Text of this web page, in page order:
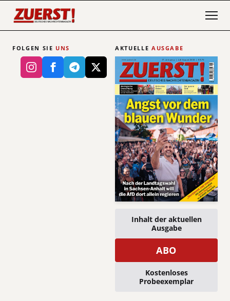
FOLGEN SIE UNS AKTUELLE AUSGABE
Inhalt der aktuellen
Ausgabe
ABO
Kostenloses
Probeexemplar